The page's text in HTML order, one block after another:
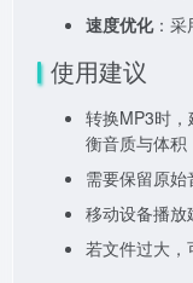
速度优化：采
使用建议
转换MP3时
衡音质与体积
需要保留原
移动设备播
若文件过大，